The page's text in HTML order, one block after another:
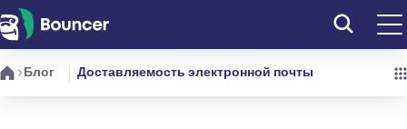
Перейти
к
содержимому
Блог Доставляемость электронной почты